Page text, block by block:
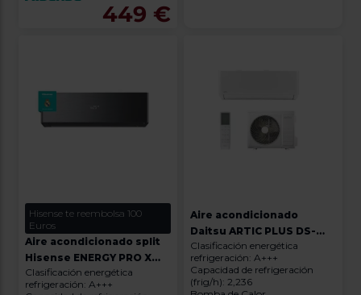
449 €
Hisense te reembolsa 100
Euros
Aire acondicionado split
Hisense ENERGY PRO X
QH35XV0B
Clasificación energética
refrigeración: A+++
Aire acondicionado
Daitsu ARTIC PLUS DS-
9KTP
Clasificación energética
refrigeración: A+++
Capacidad de refrigeración
(frig/h): 2,236